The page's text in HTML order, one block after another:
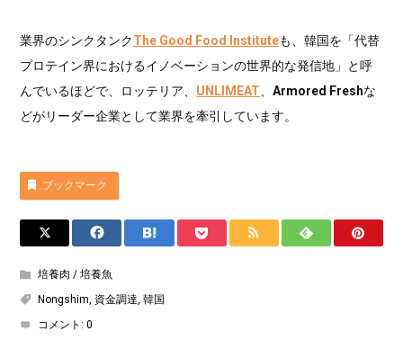
業界のシンクタンクThe Good Food Instituteも、韓国を「代替
プロテイン界におけるイノベーションの世界的な発信地」と呼
んでいるほどで、ロッテリア、 UNLIMEAT、Armored Freshな
どがリーダー企業として業界を牽引しています。
ブックマーク
培養肉 / 培養魚
Nongshim, 資金調達,韓国
コメント:0